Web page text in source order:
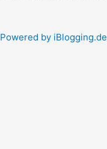
Powered by iBlogging.de